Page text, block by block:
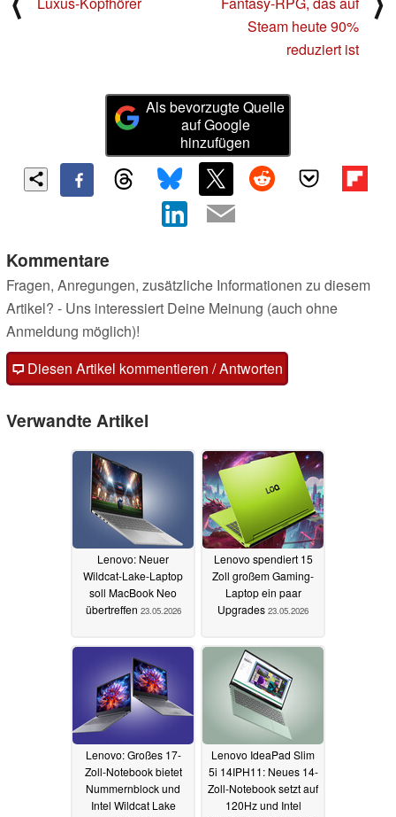
Steam heute 90%
reduziert ist
Als bevorzugte Quelle
auf Google
hinzufügen
Kommentare
Fragen, Anregungen, zusätzliche Informationen zu diesem
Artikel? - Uns interessiert Deine Meinung (auch ohne
Anmeldung möglich)!
Diesen Artikel kommentieren / Antworten
Verwandte Artikel
Lenovo: Neuer
Wildcat-Lake-Laptop
soll MacBook Neo
übertreffen 23.05.2026
Lenovo spendiert 15
Zoll großem Gaming-
Laptop ein paar
Upgrades 23.05.2026
Lenovo: Großes 17-
Zoll-Notebook bietet
Nummernblock und
Intel Wildcat Lake
Lenovo IdeaPad Slim
5i 14IPH11: Neues 14-
Zoll-Notebook setzt auf
120Hz und Intel